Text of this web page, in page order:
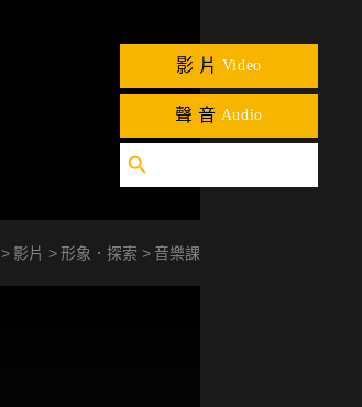
影片 Video
聲音 Audio
影片 形象．探索 音樂課